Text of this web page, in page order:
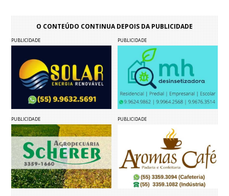
O CONTEÚDO CONTINUA DEPOIS DA PUBLICIDADE
PUBLICIDADE PUBLICIDADE
PUBLICIDADE PUBLICIDADE